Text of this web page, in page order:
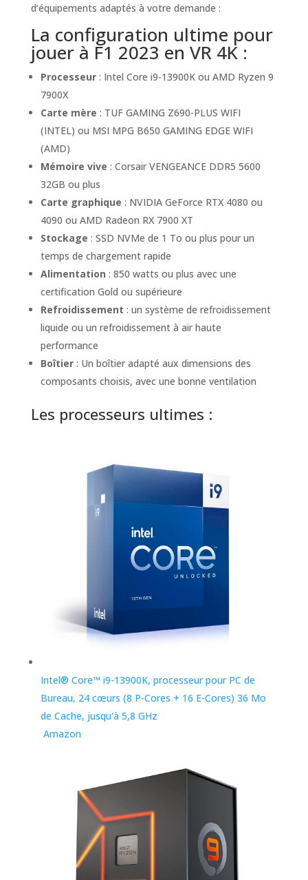
d’équipements adaptés à votre demande :
La configuration ultime pour
jouer à F1 2023 en VR 4K :
Processeur: Intel Core i9-13900K ou AMD Ryzen 9
7900X
Carte mère : TUF GAMING Z690-PLUS WIFI
(INTEL) ou MSI MPG B650 GAMING EDGE WIFI
(AMD)
Mémoire vive : Corsair VENGEANCE DDR5 5600
32GB ou plus
Carte graphique : NVIDIA GeForce RTX 4080 ou
4090 ou AMD Radeon RX 7900 XT
Stockage : SSD NVMe de 1 To ou plus pour un
temps de chargement rapide
Alimentation : 850 watts ou plus avec une
certification Gold ou supérieure
Refroidissement : un système de refroidissement
liquide ou un refroidissement à air haute
performance
Boîtier: Un boîtier adapté aux dimensions des
composants choisis, avec une bonne ventilation
Les processeurs ultimes :
Intel® Core™ i9-13900K, processeur pour PC de
Bureau, 24 cœurs (8 P-Cores + 16 E-Cores) 36 Mo
de Cache, jusqu'à 5,8 GHz